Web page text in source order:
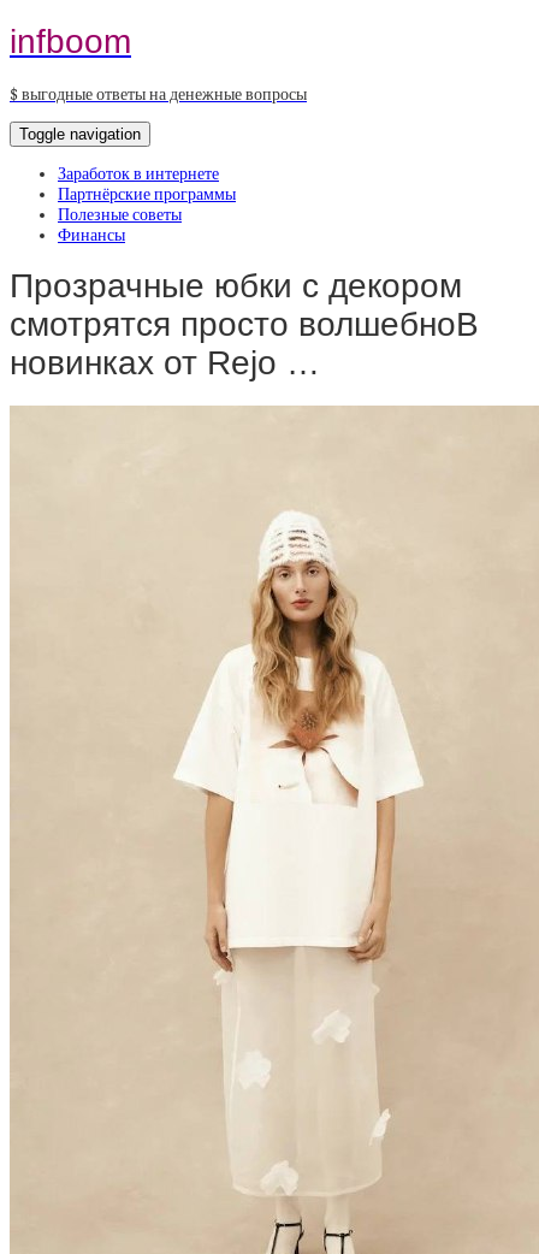
infboom
$ выгодные ответы на денежные вопросы
Toggle navigation
Заработок в интернете
Партнёрские программы
Полезные советы
Финансы
Прозрачные юбки с декором
смотрятся просто волшебноВ
новинках от Rejo …